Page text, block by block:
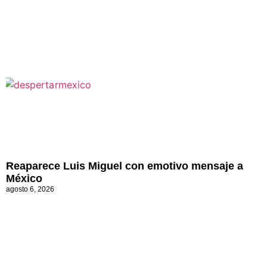
Reaparece Luis Miguel con emotivo mensaje a
México
agosto 6, 2026